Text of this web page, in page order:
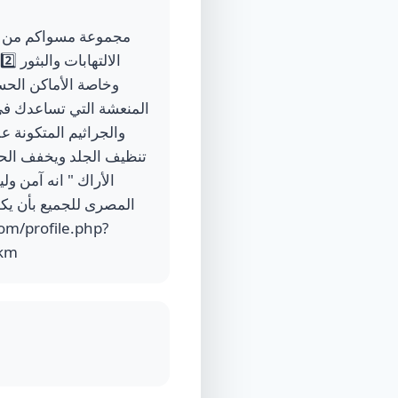
الأراك " انه آمن
المصرى للجميع بأن